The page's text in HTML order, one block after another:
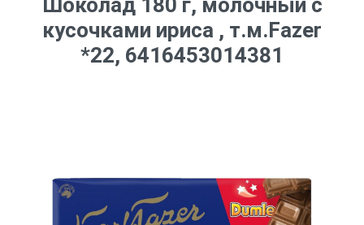
Шоколад 180 г, молочный с
кусочками ириса , т.м.Fazer
*22, 6416453014381